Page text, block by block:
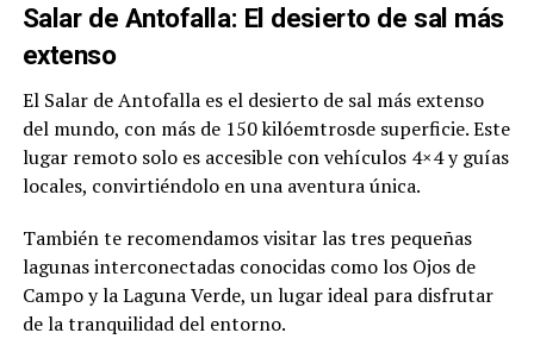
Salar de Antofalla: El desierto de sal más
extenso
El Salar de Antofalla es el desierto de sal más extenso
del mundo, con más de 150 kilóemtrosde superficie. Este
lugar remoto solo es accesible con vehículos 4×4 y guías
locales, convirtiéndolo en una aventura única.
También te recomendamos visitar las tres pequeñas
lagunas interconectadas conocidas como los Ojos de
Campo y la Laguna Verde, un lugar ideal para disfrutar
de la tranquilidad del entorno.